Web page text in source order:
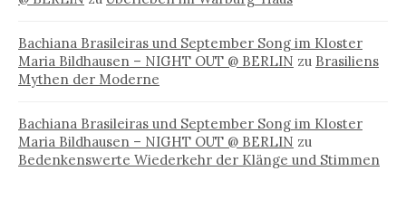
Bachiana Brasileiras und September Song im Kloster
Maria Bildhausen – NIGHT OUT @ BERLIN zu Brasiliens
Mythen der Moderne
Bachiana Brasileiras und September Song im Kloster
Maria Bildhausen – NIGHT OUT @ BERLIN zu
Bedenkenswerte Wiederkehr der Klänge und Stimmen